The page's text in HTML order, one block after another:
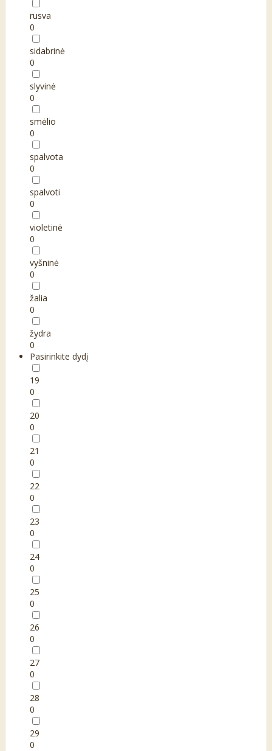
rusva
0
sidabrinė
0
slyvinė
0
smėlio
0
spalvota
0
spalvoti
0
violetinė
0
vyšninė
0
žalia
0
žydra
0
Pasirinkite dydį
19
0
20
0
21
0
22
0
23
0
24
0
25
0
26
0
27
0
28
0
29
0